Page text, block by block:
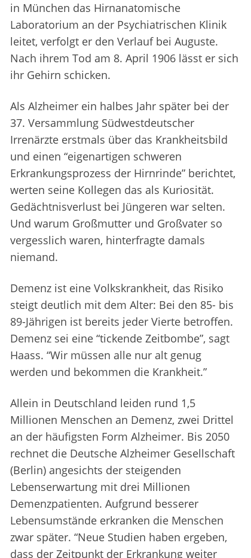
in München das Hirnanatomische
Laboratorium an der Psychiatrischen Klinik
leitet, verfolgt er den Verlauf bei Auguste.
Nach ihrem Tod am 8. April 1906 lässt er sich
ihr Gehirn schicken.
Als Alzheimer ein halbes Jahr später bei der
37. Versammlung Südwestdeutscher
Irrenärzte erstmals über das Krankheitsbild
und einen “eigenartigen schweren
Erkrankungsprozess der Hirnrinde” berichtet,
werten seine Kollegen das als Kuriosität.
Gedächtnisverlust bei Jüngeren war selten.
Und warum Großmutter und Großvater so
vergesslich waren, hinterfragte damals
niemand.
Demenz ist eine Volkskrankheit, das Risiko
steigt deutlich mit dem Alter: Bei den 85- bis
89-Jährigen ist bereits jeder Vierte betroffen.
Demenz sei eine “tickende Zeitbombe”, sagt
Haass. “Wir müssen alle nur alt genug
werden und bekommen die Krankheit.”
Allein in Deutschland leiden rund 1,5
Millionen Menschen an Demenz, zwei Drittel
an der häufigsten Form Alzheimer. Bis 2050
rechnet die Deutsche Alzheimer Gesellschaft
(Berlin) angesichts der steigenden
Lebenserwartung mit drei Millionen
Demenzpatienten. Aufgrund besserer
Lebensumstände erkranken die Menschen
zwar später. “Neue Studien haben ergeben,
dass der Zeitpunkt der Erkrankung weiter